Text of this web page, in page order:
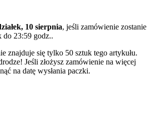
10 sierpnia, jeśli zamówienie zostanie
do 23:59 godz..
znajduje się tylko 50 sztuk tego artykułu.
Jeśli złożysz zamówienie na więcej
na datę wysłania paczki.